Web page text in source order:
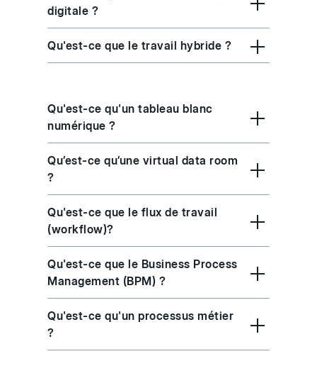
digitale ?
Qu'est-ce que le travail hybride ?
Qu'est-ce qu'un tableau blanc
numérique ?
Qu’est-ce qu’une virtual data room
?
Qu'est-ce que le flux de travail
(workflow)?
Qu'est-ce que le Business Process
Management (BPM) ?
Qu'est-ce qu'un processus métier
?